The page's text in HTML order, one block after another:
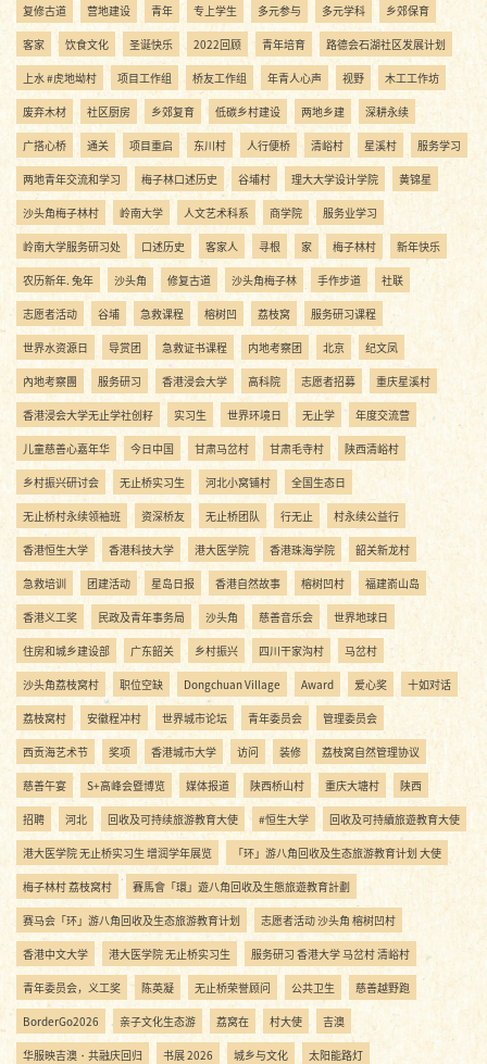
复修古道 营地建设 青年 专上学生 多元参与 多元学科 乡郊保育
客家 饮食文化 圣诞快乐 2022回顾 青年培育 路德会石湖社区发展计划
上水 #虎地坳村 项目工作组 桥友工作组 年青人心声 视野 木工工作坊
废弃木材 社区厨房 乡郊复育 低碳乡村建设 两地乡建 深耕永续
广搭心桥 通关 项目重启 东川村 人行便桥 清峪村 星溪村 服务学习
两地青年交流和学习 梅子林口述历史 谷埔村 理大大学设计学院 黄锦星
沙头角梅子林村 岭南大学 人文艺术科系 商学院 服务业学习
岭南大学服务研习处 口述历史 客家人 寻根 家 梅子林村 新年快乐
农历新年. 兔年 沙头角 修复古道 沙头角梅子林 手作步道 社联
志愿者活动 谷埔 急救课程 榕树凹 荔枝窝 服务研习课程
世界水资源日 导赏团 急救证书课程 内地考察团 北京 纪文凤
內地考察團 服务研习 香港浸会大学 高科院 志愿者招募 重庆星溪村
香港浸会大学无止学社创籽 实习生 世界环境日 无止学 年度交流营
儿童慈善心嘉年华 今日中国 甘肃马岔村 甘肃毛寺村 陕西清峪村
乡村振兴研讨会 无止桥实习生 河北小窝铺村 全国生态日
无止桥村永续领袖班 资深桥友 无止桥团队 行无止 村永续公益行
香港恒生大学 香港科技大学 港大医学院 香港珠海学院 韶关新龙村
急救培训 团建活动 星岛日报 香港自然故事 榕树凹村 福建嵛山岛
香港义工奖 民政及青年事务局 沙头角 慈善音乐会 世界地球日
住房和城乡建设部 广东韶关 乡村振兴 四川干家沟村 马岔村
沙头角荔枝窝村 职位空缺 Dongchuan Village Award 爱心奖 十如对话
荔枝窝村 安徽程冲村 世界城市论坛 青年委员会 管理委员会
西贡海艺术节 奖项 香港城市大学 访问 装修 荔枝窝自然管理协议
慈善午宴 S+高峰会暨博览 媒体报道 陕西桥山村 重庆大塘村 陕西
招聘 河北 回收及可持续旅游教育大使 #恒生大学 回收及可持續旅遊教育大使
港大医学院 无止桥实习生 增润学年展览 「环」游八角回收及生态旅游教育计划 大使
梅子林村 荔枝窝村 賽馬會「環」遊八角回收及生態旅遊教育計劃
赛马会「环」游八角回收及生态旅游教育计划 志愿者活动 沙头角 榕树凹村
香港中文大学 港大医学院 无止桥实习生 服务研习 香港大学 马岔村 清峪村
青年委员会，义工奖 陈英凝 无止桥荣誉顾问 公共卫生 慈善越野跑
BorderGo2026 亲子文化生态游 荔窝在 村大使 吉澳
华服映吉澳・共融庆回归 书展 2026 城乡与文化 太阳能路灯